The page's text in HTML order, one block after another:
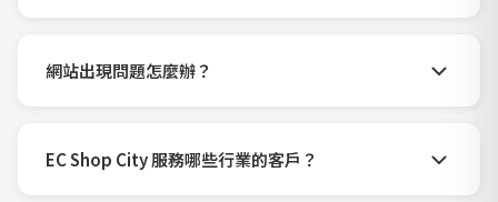
網站出現問題怎麼辦？
EC Shop City 服務哪些行業的客戶？